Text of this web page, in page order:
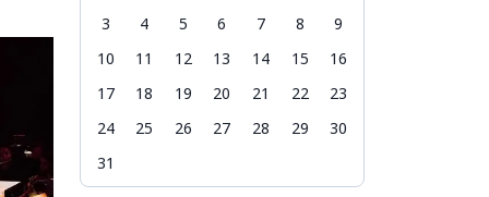
3
4 5 6 7 8
9
10
11 12 13 14 15
16
17
18 19 20 21 22
23
24
25 26 27 28 29
30
31